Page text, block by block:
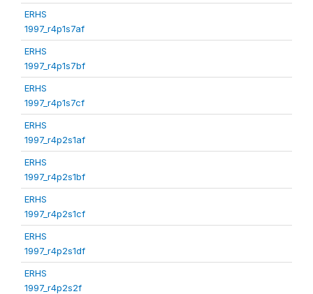
ERHS
1997_r4p1s7af
ERHS
1997_r4p1s7bf
ERHS
1997_r4p1s7cf
ERHS
1997_r4p2s1af
ERHS
1997_r4p2s1bf
ERHS
1997_r4p2s1cf
ERHS
1997_r4p2s1df
ERHS
1997_r4p2s2f